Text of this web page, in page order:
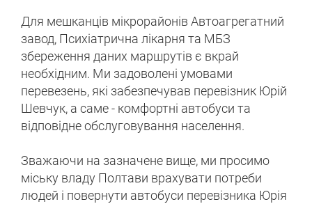
Для мешканців мікрорайонів Автоагрегатний
завод, Психіатрична лікарня та МБЗ
збереження даних маршрутів є вкрай
необхідним. Ми задоволені умовами
перевезень, які забезпечував перевізник Юрій
Шевчук, а саме - комфортні автобуси та
відповідне обслуговування населення.
Зважаючи на зазначене вище, ми просимо
міську владу Полтави врахувати потреби
людей і повернути автобуси перевізника Юрія